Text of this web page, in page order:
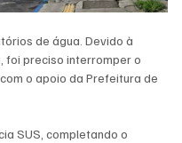
de água. Devido à
foi preciso interromper o
o apoio da Prefeitura de
SUS, completando o